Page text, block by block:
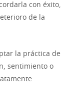
con éxito,
de la
la práctica de
sentimiento o